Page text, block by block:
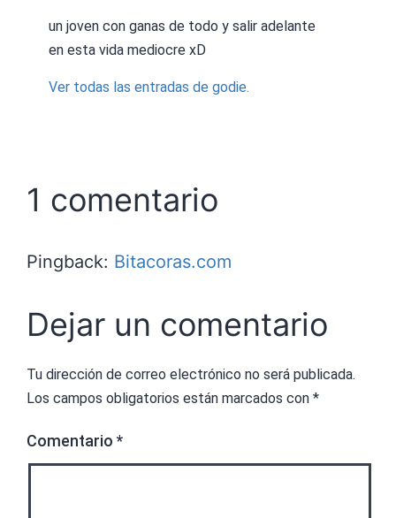
un joven con ganas de todo y salir adelante
en esta vida mediocre xD
Ver todas las entradas de godie.
1 comentario
Pingback: Bitacoras.com
Dejar un comentario
Tu dirección de correo electrónico no será publicada.
Los campos obligatorios están marcados con *
Comentario *